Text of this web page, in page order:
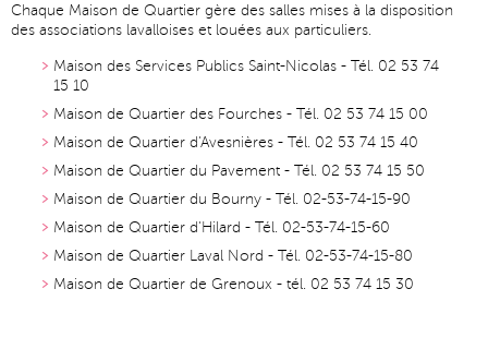
Chaque Maison de Quartier gère des salles mises à la disposition
des associations lavalloises et louées aux particuliers.
Maison des Services Publics Saint-Nicolas - Tél. 02 53 74
15 10
Maison de Quartier des Fourches - Tél. 02 53 74 15 00
Maison de Quartier d'Avesnières - Tél. 02 53 74 15 40
Maison de Quartier du Pavement - Tél. 02 53 74 15 50
Maison de Quartier du Bourny - Tél. 02-53-74-15-90
Maison de Quartier d'Hilard - Tél. 02-53-74-15-60
Maison de Quartier Laval Nord - Tél. 02-53-74-15-80
Maison de Quartier de Grenoux - tél. 02 53 74 15 30